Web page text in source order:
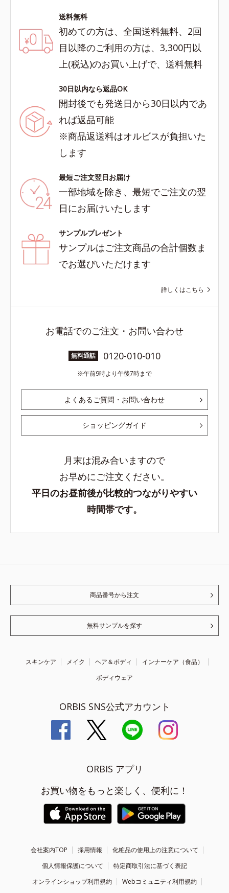
送料無料
初めての方は、全国送料無料、2回
目以降のご利用の方は、3,300円以
上(税込)のお買い上げで、送料無料
30日以内なら返品OK
開封後でも発送日から30日以内であ
れば返品可能
※商品返送料はオルビスが負担いた
します
最短ご注文翌日お届け
一部地域を除き、最短でご注文の翌
日にお届けいたします
サンプルプレゼント
サンプルはご注文商品の合計個数ま
でお選びいただけます
詳しくはこちら
お電話でのご注文・お問い合わせ
無料通話 0120-010-010
午前9時より午後7時まで
よくあるご質問・お問い合わせ
ショッピングガイド
月末は混み合いますので
お早めにご注文ください。
平日のお昼前後が比較的つながりやすい
時間帯です。
商品番号から注文
無料サンプルを探す
スキンケア メイク ヘア＆ボディ
インナーケア（食品）
ボディウェア
ORBIS SNS公式アカウント
ORBIS アプリ
お買い物をもっと楽しく、便利に！
会社案内TOP 採用情報
化粧品の使用上の注意について
個人情報保護について
特定商取引法に基づく表記
オンラインショップ利用規約
Webコミュニティ利用規約